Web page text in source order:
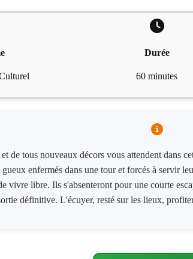
Durée
60 minutes
de tous nouveaux décors vous attendent dans
enfermés dans une tour et forcés à servir
vivre libre. Ils s'absenteront pour une courte
définitive. L'écuyer, resté sur les lieux,